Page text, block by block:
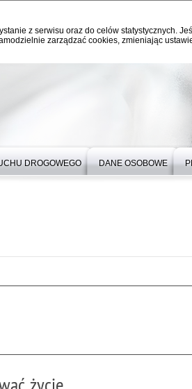
z serwisu oraz do celów statystycznych.
zarządzać cookies, zmieniając
DROGOWEGO DANE OSOBOWE